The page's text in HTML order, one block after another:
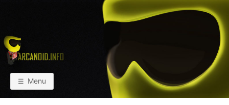
АРКАИНФО
Пейнтбол vs Paintball
Menu